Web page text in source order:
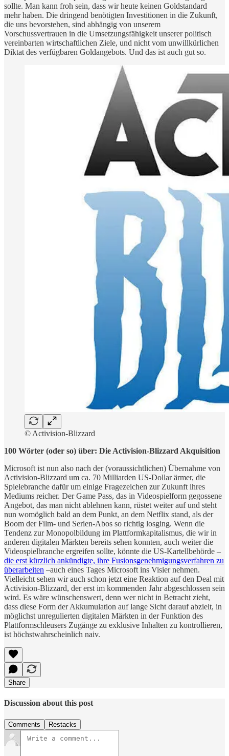
sollte. Man kann froh sein, dass wir heute keinen Goldstandard
mehr haben. Die dringend benötigten Investitionen in die Zukunft,
die uns bevorstehen, sind abhängig von unserem
Vorschussvertrauen in die Umsetzungsfähigkeit unserer politisch
vereinbarten wirtschaftlichen Ziele, und nicht vom unwillkürlichen
Diktat des verfügbaren Goldangebots. Und das ist auch gut so.
© Activision-Blizzard
100 Wörter (oder so) über: Die Activision-Blizzard Akquisition
Microsoft ist nun also nach der (voraussichtlichen) Übernahme von
Activision-Blizzard um ca. 70 Milliarden US-Dollar ärmer, die
Spielebranche dafür um einige Fragezeichen zur Zukunft ihres
Mediums reicher. Der Game Pass, das in Videospielform gegossene
Angebot, das man nicht ablehnen kann, rüstet weiter auf und steht
nun womöglich bald an dem Punkt, an dem Netflix stand, als der
Boom der Film- und Serien-Abos so richtig losging. Wenn die
Tendenz zur Monopolbildung im Plattformkapitalismus, die wir in
anderen digitalen Märkten bereits sehen konnten, auch weiter die
Videospielbranche ergreifen sollte, könnte die US-Kartellbehörde –
die erst kürzlich ankündigte, ihre Fusionsgenehmigungsverfahren zu
überarbeiten –auch eines Tages Microsoft ins Visier nehmen.
Vielleicht sehen wir auch schon jetzt eine Reaktion auf den Deal mit
Activision-Blizzard, der erst im kommenden Jahr abgeschlossen sein
wird. Es wäre wünschenswert, denn wer nicht in Betracht zieht,
dass diese Form der Akkumulation auf lange Sicht darauf abzielt, in
möglichst unregulierten digitalen Märkten in der Funktion des
Plattformschleusers Zugänge zu exklusive Inhalten zu kontrollieren,
ist höchstwahrscheinlich naiv.
Share
Discussion about this post
Comments Restacks